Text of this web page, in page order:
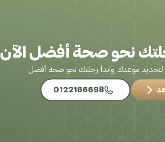
نحو صحة أفضل الآن
لتحديد موعدك وابدأ رحلتك نحو صحة أفضل
0122166698